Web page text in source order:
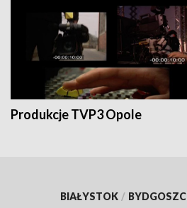
Produkcje TVP3 Opole
BIAŁYSTOK /